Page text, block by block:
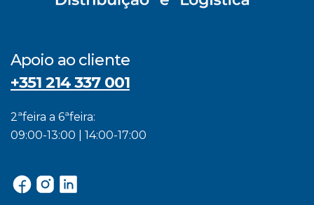
Apoio ao cliente
+351 214 337 001
2ªfeira a 6ªfeira:
09:00-13:00 | 14:00-17:00